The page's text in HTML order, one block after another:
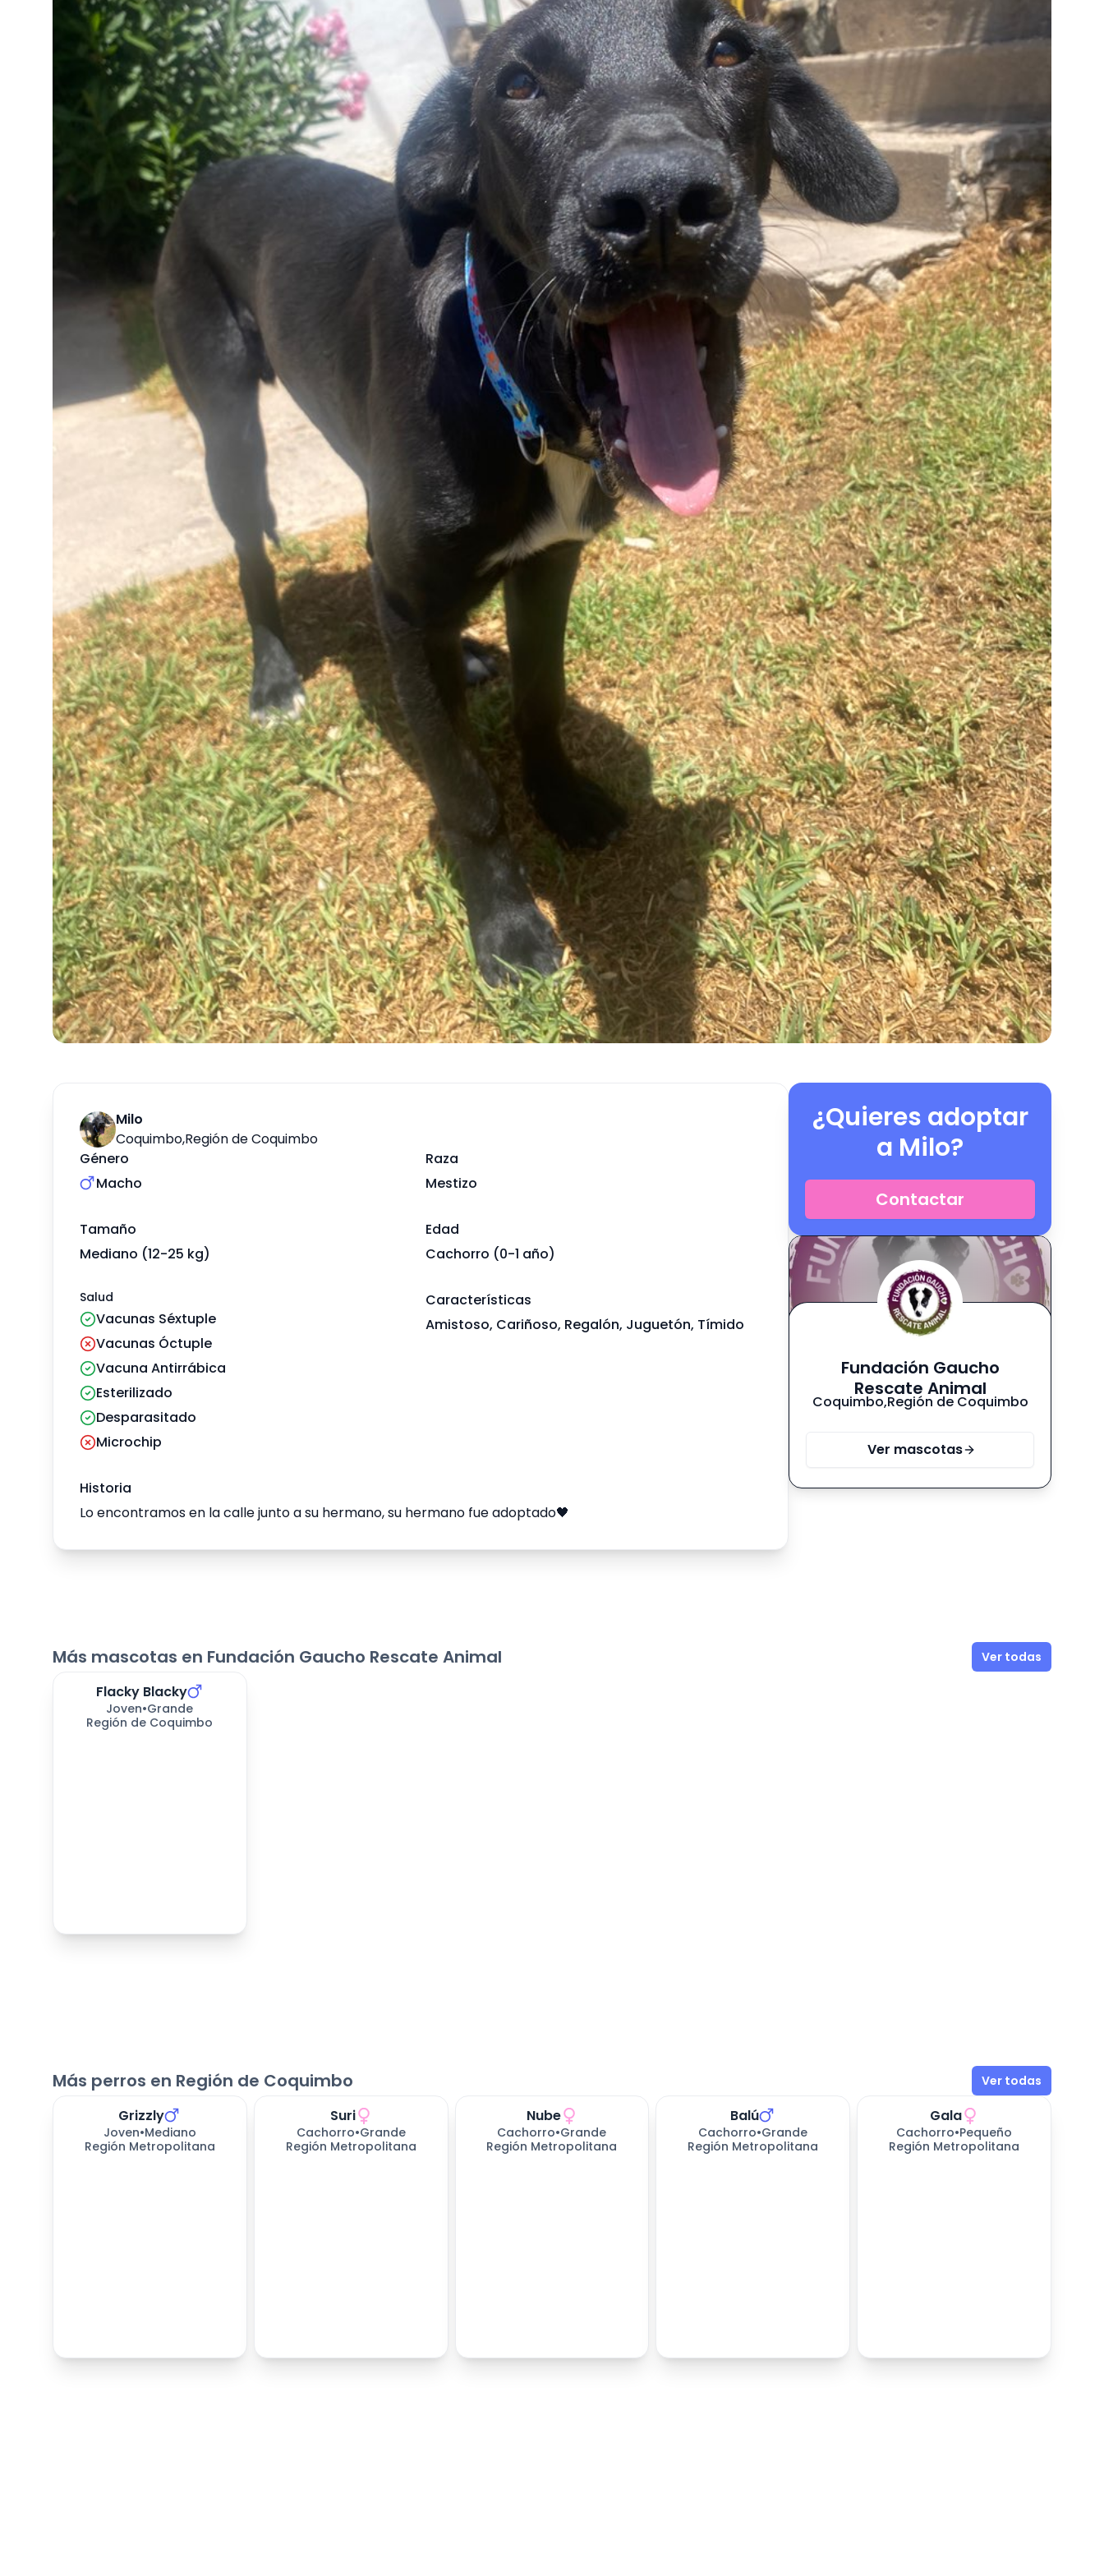
Milo
Coquimbo,Región de Coquimbo
Género
Macho
Raza
Mestizo
Tamaño
Mediano (12-25 kg)
Edad
Cachorro (0-1 año)
Salud
Vacunas Séxtuple
Vacunas Óctuple
Vacuna Antirrábica
Esterilizado
Desparasitado
Microchip
Características
Amistoso, Cariñoso, Regalón, Juguetón, Tímido
Historia
Lo encontramos en la calle junto a su hermano, su hermano fue adoptado🖤
¿Quieres adoptar
a Milo?
Contactar
Fundación Gaucho
Rescate Animal
Coquimbo,Región de Coquimbo
Ver mascotas
Más mascotas en Fundación Gaucho Rescate Animal Ver todas
Flacky Blacky
Joven•Grande
Región de Coquimbo
Más perros en Región de Coquimbo Ver todas
Grizzly
Joven•Mediano
Región Metropolitana
Suri
Cachorro•Grande
Región Metropolitana
Nube
Cachorro•Grande
Región Metropolitana
Balú
Cachorro•Grande
Región Metropolitana
Gala
Cachorro•Pequeño
Región Metropolitana